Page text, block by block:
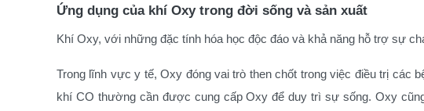
Ứng dụng của khí Oxy trong đời sống và sản xuất
Khí Oxy, với những đặc tính hóa học độc đáo và khả năng hỗ trợ sự
Trong lĩnh vực y tế, Oxy đóng vai trò then chốt trong việc điều trị các
khí CO thường cần được cung cấp Oxy để duy trì sự sống. Oxy